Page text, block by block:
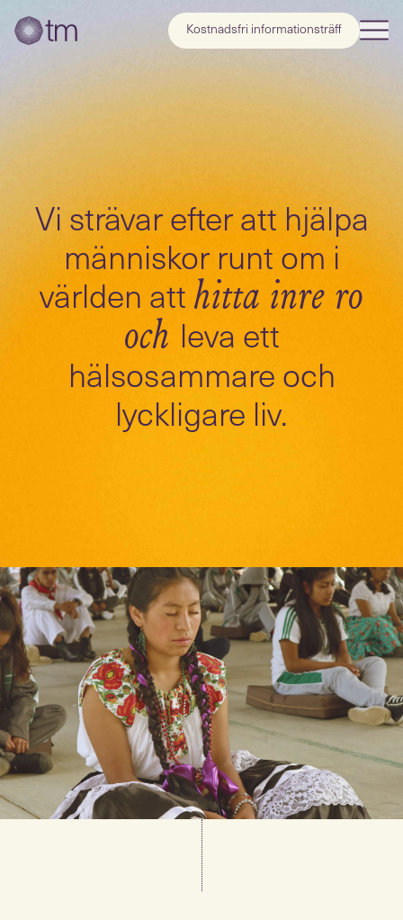
Kostnadsfri informationsträff
Vi strävar efter att hjälpa
människor runt om i
världen atthitta inre ro
och leva ett
hälsosammare och
lyckligare liv.